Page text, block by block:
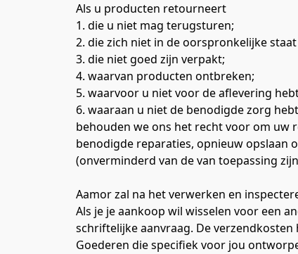
Als u producten retourneert
1. die u niet mag terugsturen;
2. die zich niet in de oorspronkelijke
3. die niet goed zijn verpakt;
4. waarvan producten ontbreken;
5. waarvoor u niet voor de aflevering
6. waaraan u niet de benodigde zorg
behouden we ons het recht voor om
benodigde reparaties, opnieuw opslaan
(onverminderd van de van toepassing
Aamor zal na het verwerken en
Als je je aankoop wil wisselen voor een
schriftelijke aanvraag. De
Goederen die specifiek voor jou